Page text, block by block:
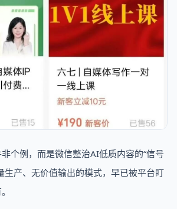
个例，而是微信整治AI低质内容的“信号
生产、无价值输出的模式，早已被平台盯